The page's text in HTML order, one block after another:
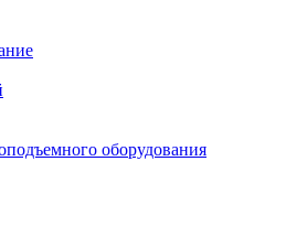
оборудования